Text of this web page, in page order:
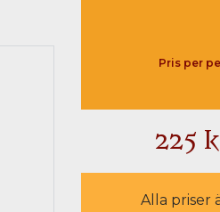
Pris per
225
Alla priser